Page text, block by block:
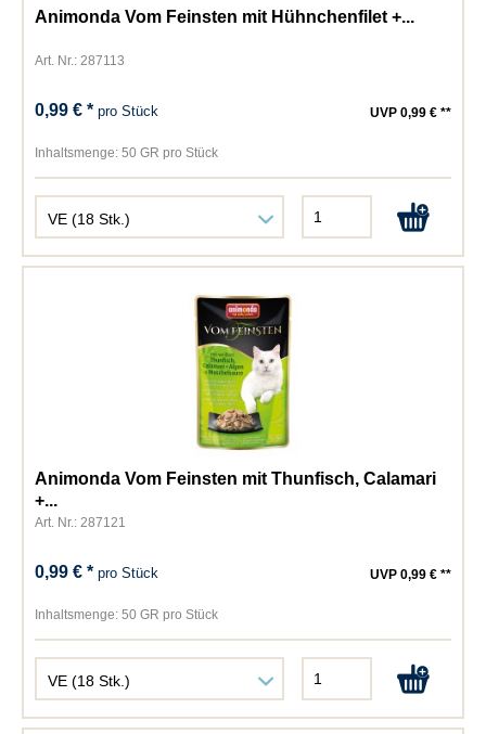
Animonda Vom Feinsten mit Hühnchenfilet +...
Art. Nr.: 287113
0,99 € *pro Stück UVP 0,99 € **
Inhaltsmenge: 50 GR pro Stück
Animonda Vom Feinsten mit Thunfisch, Calamari
+...
Art. Nr.: 287121
0,99 € *pro Stück UVP 0,99 € **
Inhaltsmenge: 50 GR pro Stück